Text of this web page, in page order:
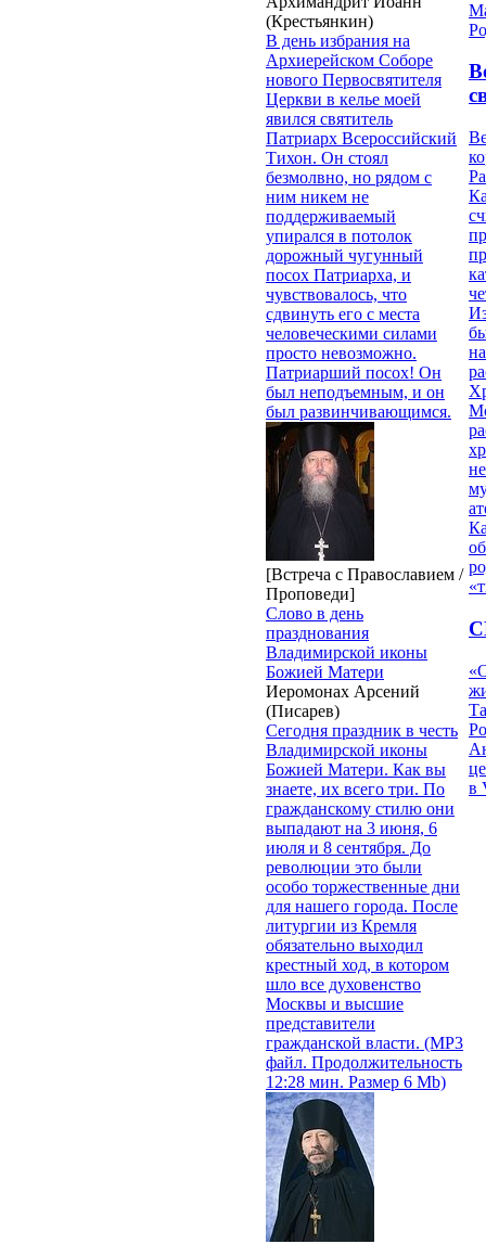
(Крестьянкин)
В день избрания на
Архиерейском Соборе
нового Первосвятителя
Церкви в келье моей
явился святитель
Патриарх Всероссийский
Тихон. Он стоял
безмолвно, но рядом с
ним никем не
поддерживаемый
упирался в потолок
дорожный чугунный
посох Патриарха, и
чувствовалось, что
сдвинуть его с места
человеческими силами
просто невозможно.
Патриарший посох! Он
был неподъемным, и он
был развинчивающимся.
[Встреча с Православием /
Проповеди]
Слово в день
празднования
Владимирской иконы
Божией Матери
Иеромонах Арсений
(Писарев)
Сегодня праздник в честь
Владимирской иконы
Божией Матери. Как вы
знаете, их всего три. По
гражданскому стилю они
выпадают на 3 июня, 6
июля и 8 сентября. До
революции это были
особо торжественные дни
для нашего города. После
литургии из Кремля
обязательно выходил
крестный ход, в котором
шло все духовенство
Москвы и высшие
представители
гражданской власти. (MP3
файл. Продолжительность
12:28 мин. Размер 6 Mb)
в